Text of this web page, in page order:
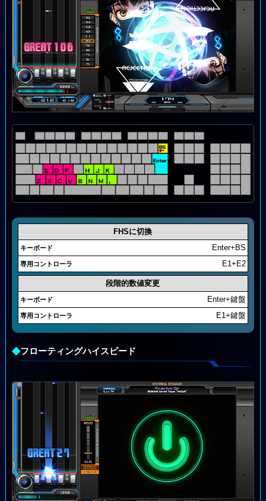
FHSに切換
Enter+BS
E1+E2
段階的数値変更
Enter+鍵盤
E1+鍵盤
◆フローティングハイスピード